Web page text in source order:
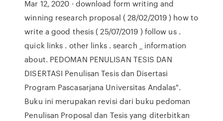
Mar 12, 2020 · download form writing and
winning research proposal ( 28/02/2019 ) how to
write a good thesis ( 25/07/2019 ) follow us .
quick links . other links . search _ information
about. PEDOMAN PENULISAN TESIS DAN
DISERTASI Penulisan Tesis dan Disertasi
Program Pascasarjana Universitas Andalas".
Buku ini merupakan revisi dari buku pedoman
Penulisan Proposal dan Tesis yang diterbitkan